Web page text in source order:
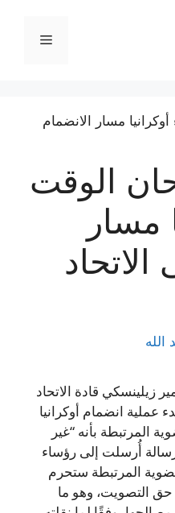
القائمة
الوقت
مسار
الاتحاد
الله
زيلينسكي قادة الاتحاد
عملية انضمام أوكرانيا
المرتبطة بأنه “غير
أُرسلت إلى رؤساء
المرتبطة ستحرم
التصويت، وهو ما